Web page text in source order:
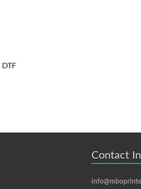
DTF
Contact